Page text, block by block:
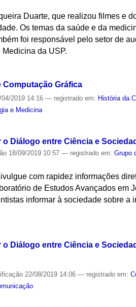
Duarte, que realizou filmes e
Os temas da saúde e da
foi responsável pelo setor de
da USP.
Computação Gráfica
04/2019 14:16— registrado em: História da
e Medicina
Diálogo entre Ciência e
18/09/2019 10:57— registrado em:Grupo
com rapidez informações
de Estudos Avançados em
informar à sociedade sobre a
Diálogo entre Ciência e
22/08/2019 14:06— registrado em: